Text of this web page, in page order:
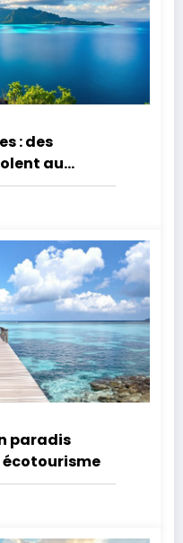
: des
au
paradis
écotourisme